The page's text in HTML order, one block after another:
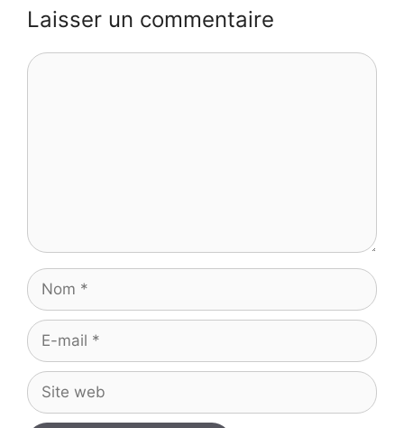
Laisser un commentaire
Commentaire
Nom
E-
mail
Site
web